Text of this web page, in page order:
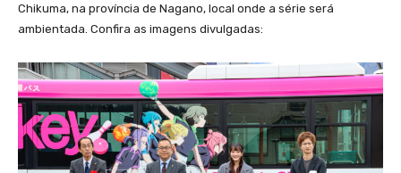
Chikuma, na província de Nagano, local onde a série será
ambientada. Confira as imagens divulgadas: